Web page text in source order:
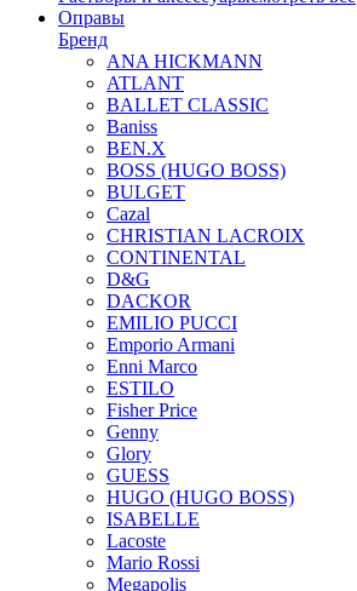
Оправы
Бренд
ANA HICKMANN
ATLANT
BALLET CLASSIC
Baniss
BEN.X
BOSS (HUGO BOSS)
BULGET
Cazal
CHRISTIAN LACROIX
CONTINENTAL
D&G
DACKOR
EMILIO PUCCI
Emporio Armani
Enni Marco
ESTILO
Fisher Price
Genny
Glory
GUESS
HUGO (HUGO BOSS)
ISABELLE
Lacoste
Mario Rossi
Megapolis